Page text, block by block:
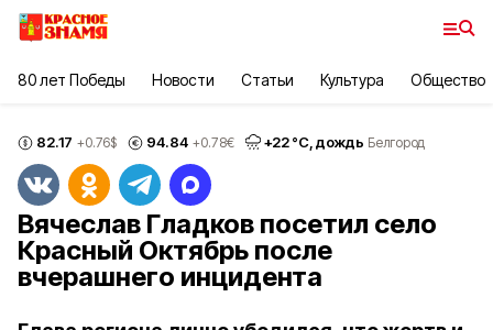
80 лет Победы Новости Статьи Культура Общество
82.17 +0.76$ 94.84 +0.78€ +22°С, дождь Белгород
Вячеслав Гладков посетил село
Красный Октябрь после
вчерашнего инцидента